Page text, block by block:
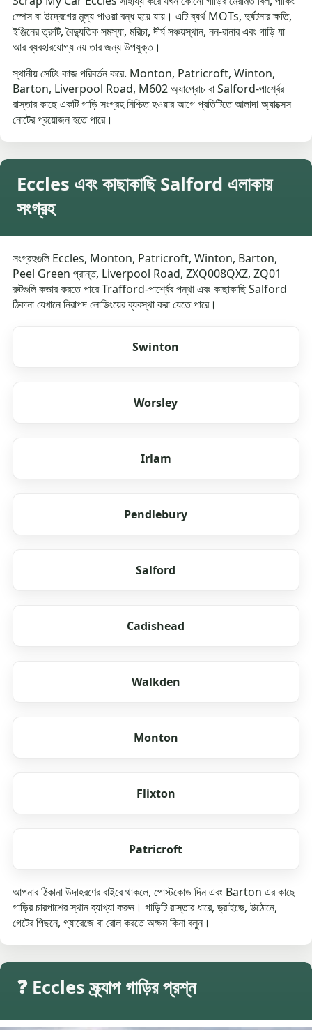
স্পেস বা উদ্বেগের মূল্য পাওয়া বন্ধ হয়ে যায়। এটি ব্যর্থ MOTs, দুর্ঘটনার ক্ষতি,
ইঞ্জিনের ত্রুটি, বৈদ্যুতিক সমস্যা, মরিচা, দীর্ঘ সঞ্চয়স্থান, নন-রানার এবং গাড়ি যা
আর ব্যবহারযোগ্য নয় তার জন্য উপযুক্ত।
স্থানীয় সেটিং কাজ পরিবর্তন করে. Monton, Patricroft, Winton,
Barton, Liverpool Road, M602 অ্যাপ্রোচ বা Salford-পার্শ্বের
রাস্তার কাছে একটি গাড়ি সংগ্রহ নিশ্চিত হওয়ার আগে প্রতিটিতে আলাদা অ্যাক্সেস
নোটের প্রয়োজন হতে পারে।
Eccles এবং কাছাকাছি Salford এলাকায়
সংগ্রহ
সংগ্রহগুলি Eccles, Monton, Patricroft, Winton, Barton,
Peel Green প্রান্ত, Liverpool Road, ZXQ008QXZ, ZQ01
রুটগুলি কভার করতে পারে Trafford-পার্শ্বের পন্থা এবং কাছাকাছি Salford
ঠিকানা যেখানে নিরাপদ লোডিংয়ের ব্যবস্থা করা যেতে পারে।
Swinton
Worsley
Irlam
Pendlebury
Salford
Cadishead
Walkden
Monton
Flixton
Patricroft
আপনার ঠিকানা উদাহরণের বাইরে থাকলে, পোস্টকোড দিন এবং Barton এর কাছে
গাড়ির চারপাশের স্থান ব্যাখ্যা করুন। গাড়িটি রাস্তার ধারে, ড্রাইভে, উঠোনে,
গেটের পিছনে, গ্যারেজে বা রোল করতে অক্ষম কিনা বলুন।
❓ Eccles স্ক্র্যাপ গাড়ির প্রশ্ন